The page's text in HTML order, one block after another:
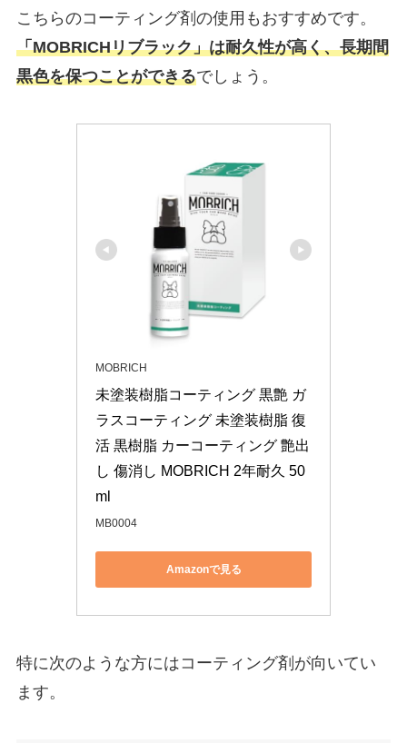
こちらのコーティング剤の使用もおすすめです。
「MOBRICHリブラック」は耐久性が高く、長期間
黒色を保つことができるでしょう。
MOBRICH
未塗装樹脂コーティング 黒艶 ガ
ラスコーティング 未塗装樹脂 復
活 黒樹脂 カーコーティング 艶出
し 傷消し MOBRICH 2年耐久 50
ml
MB0004
Amazonで見る
特に次のような方にはコーティング剤が向いてい
ます。